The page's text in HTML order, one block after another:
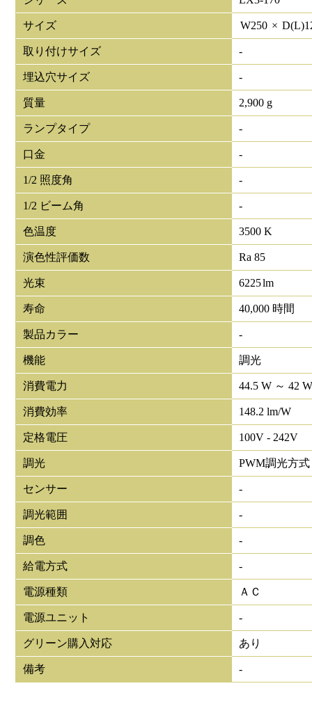
サイズ W250 × D(L)
取り付けサイズ -
埋込穴サイズ -
質量 2,900 g
ランプタイプ -
口金 -
1/2 照度角 -
1/2 ビーム角 -
色温度 3500 K
演色性評価数 Ra 85
光束 6225lm
寿命 40,000 時間
製品カラー -
機能 調光
消費電力 44.5 W ～ 42
消費効率 148.2 lm/W
定格電圧 100V - 242V
調光 PWM調光方式
センサー -
調光範囲 -
調色 -
給電方式 -
電源種類 ＡＣ
電源ユニット -
グリーン購入対応 あり
備考 -